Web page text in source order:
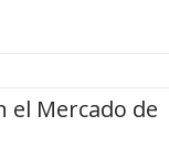
el Mercado de